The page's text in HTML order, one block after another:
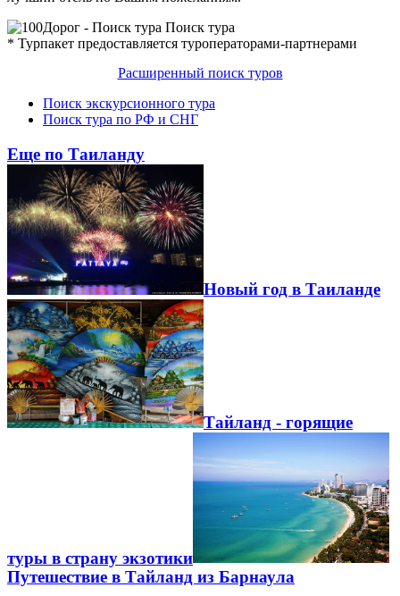
Поиск тура
* Турпакет предоставляется туроператорами-партнерами
Расширенный поиск туров
Поиск экскурсионного тура
Поиск тура по РФ и СНГ
Еще по Таиланду
Новый год в Таиланде
Тайланд - горящие
туры в страну экзотики
Путешествие в Тайланд из Барнаула